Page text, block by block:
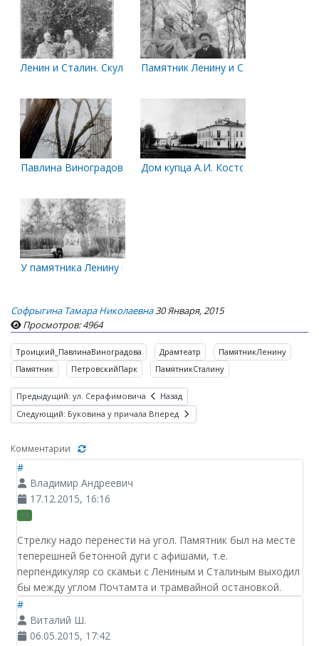
Ленин и Сталин. Скульптура. 1956 годПамятник Ленину и Сталину
Павлина Виноградова - ЭнгельсаДом купца А.И. Костогорова
У памятника Ленину и Сталину
Софрыгина Тамара Николаевна30 Января, 2015
Просмотров: 4964
Троицкий_ПавлинаВиноградова Драмтеатр
ПамятникЛенину
Памятник
ПетровскийПарк ПамятникСталину
Предыдущий: ул. Серафимовича
Назад
Следующий: Буковина у причала Вперед
Комментарии
#
Владимир Андреевич
17.12.2015, 16:16
+1
Стрелку надо перенести на угол. Памятник был на месте
теперешней бетонной дуги с афишами, т.е.
перпендикуляр со скамьи с Лениным и Сталиным выходил
бы между углом Почтамта и трамвайной остановкой.
#
Виталий Ш.
06.05.2015, 17:42